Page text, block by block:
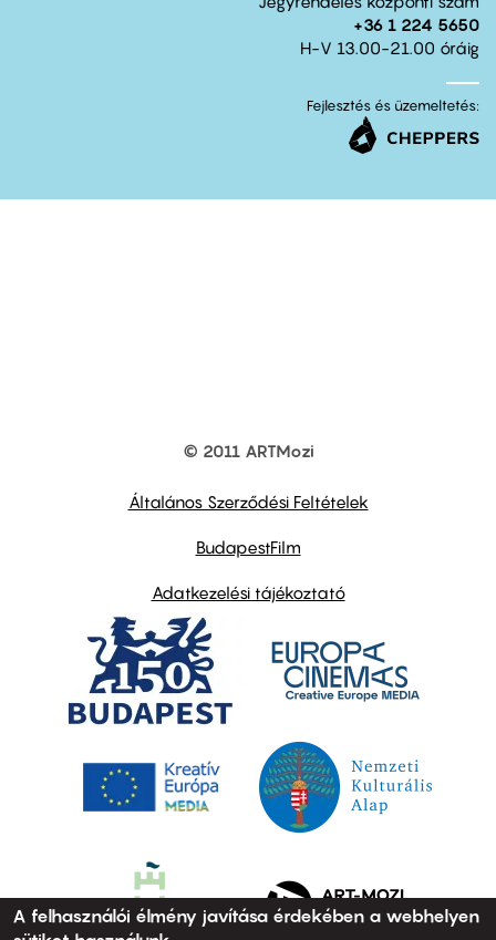
+36 1 224 5650
H-V 13.00-21.00 óráig
Fejlesztés és üzemeltetés:
© 2011 ARTMozi
Általános Szerződési Feltételek
BudapestFilm
Adatkezelési tájékoztató
A felhasználói élmény javítása érdekében a webhelyen